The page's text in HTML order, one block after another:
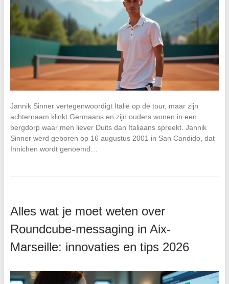
Jannik Sinner vertegenwoordigt Italië op de tour, maar zijn
achternaam klinkt Germaans en zijn ouders wonen in een
bergdorp waar men liever Duits dan Italiaans spreekt. Jannik
Sinner werd geboren op 16 augustus 2001 in San Candido, dat
Innichen wordt genoemd…
Alles wat je moet weten over
Roundcube-messaging in Aix-
Marseille: innovaties en tips 2026